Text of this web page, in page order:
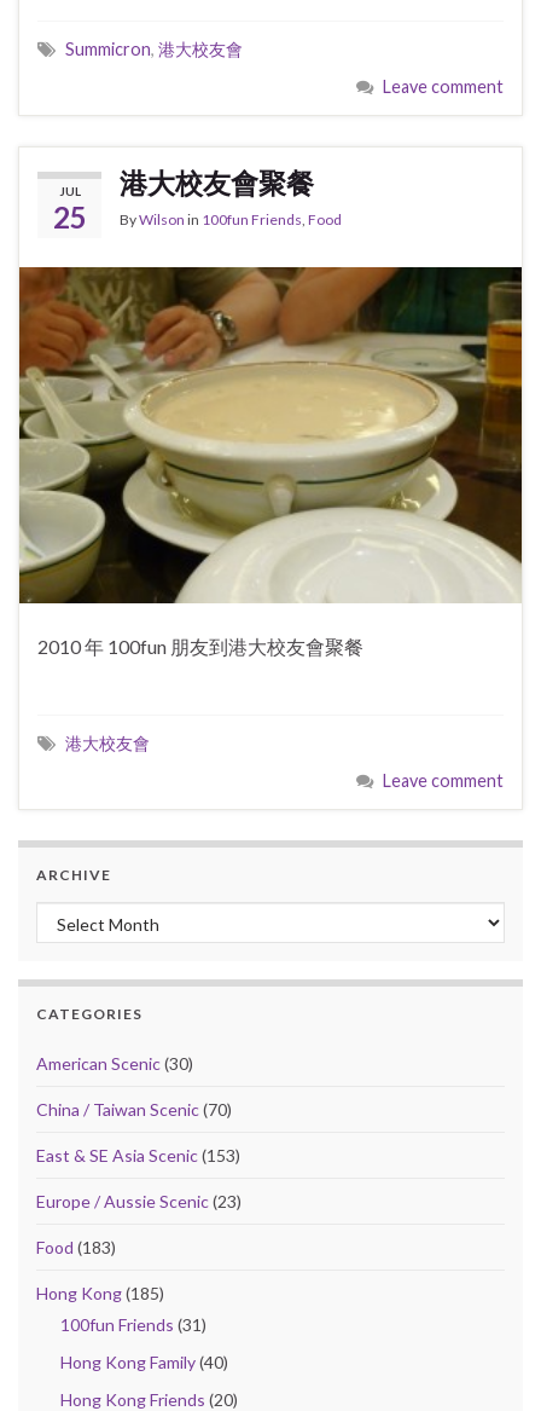
Summicron, 港大校友會
Leave comment
JUL
25
港大校友會聚餐
ByWilson in 100fun Friends, Food
2010 年 100fun 朋友到港大校友會聚餐
港大校友會
Leave comment
ARCHIVE
Archive
CATEGORIES
American Scenic(30)
China / Taiwan Scenic(70)
East & SE Asia Scenic(153)
Europe / Aussie Scenic(23)
Food (183)
Hong Kong(185)
100fun Friends (31)
Hong Kong Family(40)
Hong Kong Friends (20)